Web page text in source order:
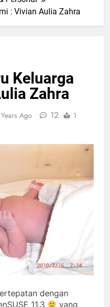
: Vivian Aulia Zahra
Keluarga
Zahra
Ago 12
1
dengan
11.3
yang